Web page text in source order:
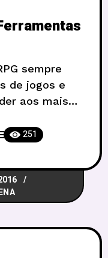
sempre
de jogos e
aos mais
citar um dos
a cabeça
bem, nos
do RPG,
251